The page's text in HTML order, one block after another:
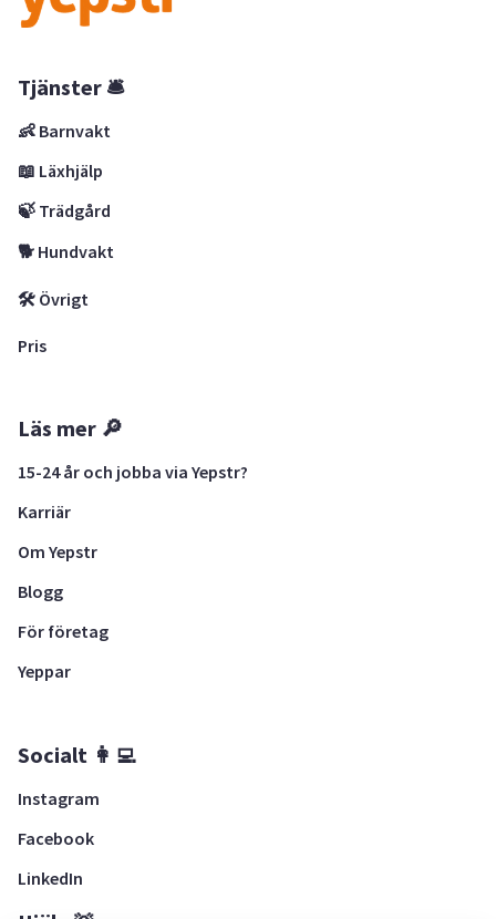
Tjänster 🛎
👶 Barnvakt
📖 Läxhjälp
🍃 Trädgård
🐕 Hundvakt
🛠 Övrigt
Pris
Läs mer 🔎
15-24 år och jobba via Yepstr?
Karriär
Om Yepstr
Blogg
För företag
Yeppar
Socialt 👩‍💻
Instagram
Facebook
LinkedIn